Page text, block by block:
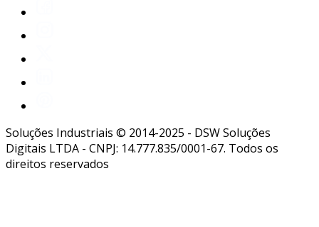
Soluções Industriais © 2014-2025 - DSW Soluções
Digitais LTDA - CNPJ: 14.777.835/0001-67. Todos os
direitos reservados